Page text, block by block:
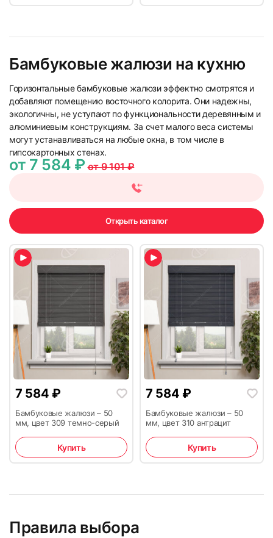
Бамбуковые жалюзи на кухню
Горизонтальные бамбуковые жалюзи эффектно смотрятся и
добавляют помещению восточного колорита. Они надежны,
экологичны, не уступают по функциональности деревянным и
алюминиевым конструкциям. За счет малого веса системы
могут устанавливаться на любые окна, в том числе в
гипсокартонных стенах.
от 7 584 ₽от 9 101 ₽
Открыть каталог
7 584 ₽
Бамбуковые жалюзи – 50
мм, цвет 309 темно-серый
Купить
7 584 ₽
Бамбуковые жалюзи – 50
мм, цвет 310 антрацит
Купить
Правила выбора